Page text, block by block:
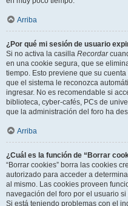
Arriba
¿Por qué mi sesión de usuario
Si no activa la casilla Recordar
en una cookie segura, que se
tiempo. Esto previene que su
que el sistema le reconozca
ingresar. No es recomendable si
biblioteca, cyber-cafés, PCs de
que la administración del foro ha
Arriba
¿Cuál es la función de “Borrar
“Borrar cookies” borra las cookies
autorizado para acceder a
al mismo. Las cookies proveen
navegación del foro por el usuario
Si está teniendo problemas con el